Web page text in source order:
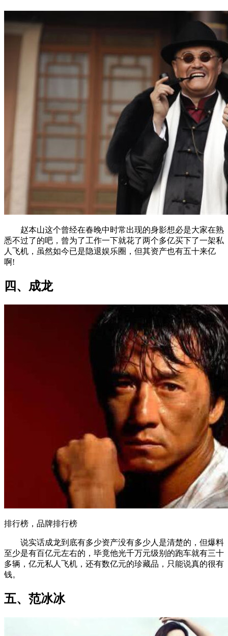
赵本山这个曾经在春晚中时常出现的身影想必是大家在熟
悉不过了的吧，曾为了工作一下就花了两个多亿买下了一架私
人飞机，虽然如今已是隐退娱乐圈，但其资产也有五十来亿
啊!
四、成龙
排行榜，品牌排行榜
说实话成龙到底有多少资产没有多少人是清楚的，但爆料
至少是有百亿元左右的，毕竟他光千万元级别的跑车就有三十
多辆，亿元私人飞机，还有数亿元的珍藏品，只能说真的很有
钱。
五、范冰冰